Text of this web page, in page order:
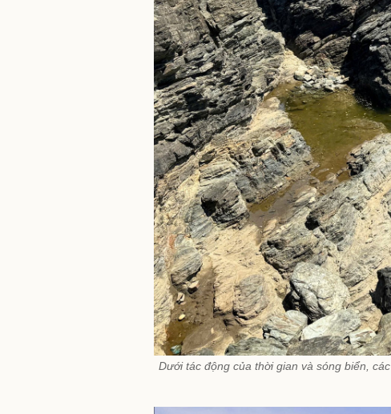
Dưới tác động của thời gian và sóng biển,